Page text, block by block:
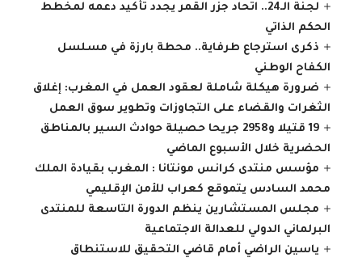
لجنة الـ24.. اتحاد جزر القمر يجدد تأكيد دعمه لمخطط
الحكم الذاتي
ذكرى استرجاع طرفاية.. محطة بارزة في مسلسل
الكفاح الوطني
ضرورة هيكلة شاملة لعقود العمل في المغرب: إغلاق
الثغرات والقضاء على التجاوزات وتطوير سوق العمل
19 قتيلا و2958 جريحا حصيلة حوادث السير بالمناطق
الحضرية ‏خلال الأسبوع الماضي
مؤسس منتدى كرانس مونتانا : المغرب بقيادة الملك
محمد السادس يتموقع كعراب للأمن الإقليمي
مجلس المستشارين ينظم الدورة التاسعة للمنتدى
البرلماني الدولي للعدالة الاجتماعية
ياسين الراضي أمام قاضي التحقيق للاستنطاق